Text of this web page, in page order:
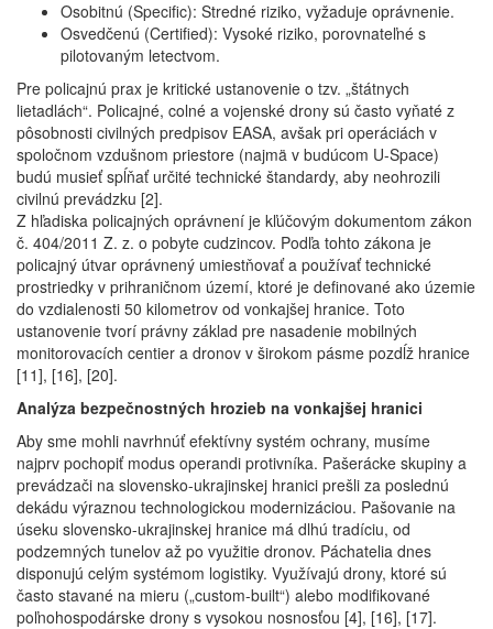
Osobitnú (Specific): Stredné riziko, vyžaduje oprávnenie.
Osvedčenú (Certified): Vysoké riziko, porovnateľné s
pilotovaným letectvom.
Pre policajnú prax je kritické ustanovenie o tzv. „štátnych
lietadlách“. Policajné, colné a vojenské drony sú často vyňaté z
pôsobnosti civilných predpisov EASA, avšak pri operáciách v
spoločnom vzdušnom priestore (najmä v budúcom U-Space)
budú musieť spĺňať určité technické štandardy, aby neohrozili
civilnú prevádzku [2].
Z hľadiska policajných oprávnení je kľúčovým dokumentom zákon
č. 404/2011 Z. z. o pobyte cudzincov. Podľa tohto zákona je
policajný útvar oprávnený umiestňovať a používať technické
prostriedky v prihraničnom území, ktoré je definované ako územie
do vzdialenosti 50 kilometrov od vonkajšej hranice. Toto
ustanovenie tvorí právny základ pre nasadenie mobilných
monitorovacích centier a dronov v širokom pásme pozdĺž hranice
[11], [16], [20].
Analýza bezpečnostných hrozieb na vonkajšej hranici
Aby sme mohli navrhnúť efektívny systém ochrany, musíme
najprv pochopiť modus operandi protivníka. Pašerácke skupiny a
prevádzači na slovensko-ukrajinskej hranici prešli za poslednú
dekádu výraznou technologickou modernizáciou. Pašovanie na
úseku slovensko-ukrajinskej hranice má dlhú tradíciu, od
podzemných tunelov až po využitie dronov. Páchatelia dnes
disponujú celým systémom logistiky. Využívajú drony, ktoré sú
často stavané na mieru („custom-built“) alebo modifikované
poľnohospodárske drony s vysokou nosnosťou [4], [16], [17].